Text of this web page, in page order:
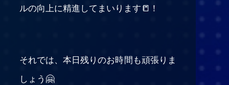
ルの向上に精進してまいります📒！
それでは、本日残りのお時間も頑張りま
しょう🤗